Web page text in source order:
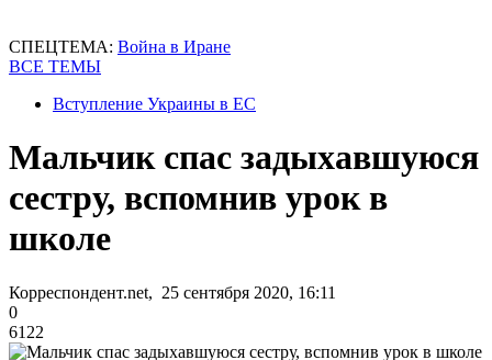
СПЕЦТЕМА: Война в Иране
ВСЕ ТЕМЫ
Вступление Украины в ЕС
Мальчик спас задыхавшуюся
сестру, вспомнив урок в
школе
Корреспондент.net, 25 сентября 2020, 16:11
0
6122